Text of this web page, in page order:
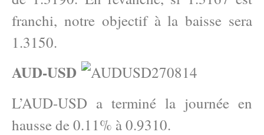
franchi, notre objectif à la baisse sera
1.3150.
AUD-USD
L’AUD-USD a terminé la journée en
hausse de 0.11% à 0.9310.